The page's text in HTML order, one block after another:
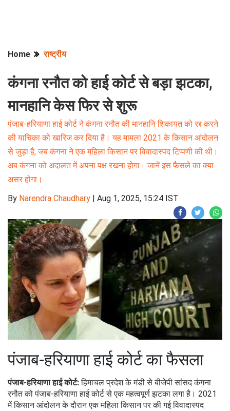
Home राष्ट्रीय
कंगना रनौत को हाई कोर्ट से बड़ा झटका,
मानहानि केस फिर से शुरू
पंजाब-हरियाणा हाई कोर्ट ने कंगना रनौत की मानहानि शिकायत को रद्द करने
की याचिका को खारिज कर दिया है। यह मामला 2021 के किसान आंदोलन
से जुड़ा है, जब कंगना ने एक महिला किसान पर विवादास्पद टिप्पणी की थी।
अब कंगना को अदालत में अपना पक्ष रखना होगा। जानें इस फैसले का क्या
असर होगा।
By Narendra Chaudhary | Aug 1, 2025, 15:24 IST
पंजाब-हरियाणा हाई कोर्ट का फैसला
पंजाब-हरियाणा हाई कोर्ट:हिमाचल प्रदेश के मंडी से बीजेपी सांसद कंगना
रनौत को पंजाब-हरियाणा हाई कोर्ट से एक महत्वपूर्ण झटका लगा है। 2021
में किसान आंदोलन के दौरान एक महिला किसान पर की गई विवादास्पद